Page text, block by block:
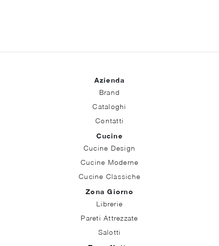
Azienda
Brand
Cataloghi
Contatti
Cucine
Cucine Design
Cucine Moderne
Cucine Classiche
Zona Giorno
Librerie
Pareti Attrezzate
Salotti